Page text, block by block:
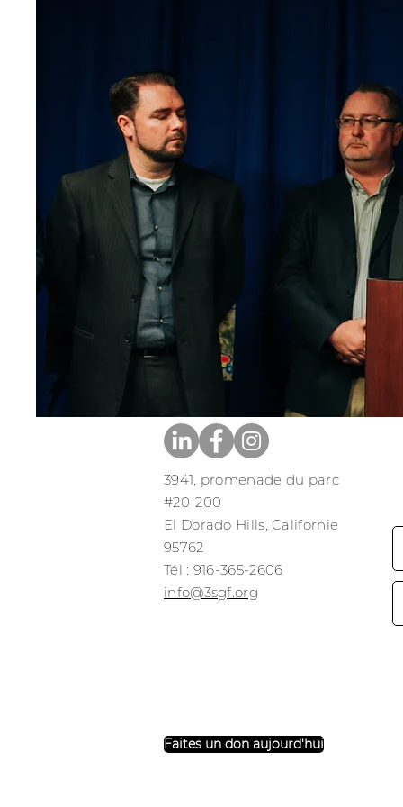
3941, promenade du parc
#20-200
El Dorado Hills, Californie
95762
​​Tél : 916-365-2606
​info@3sgf.org
Faites un don aujourd'hui